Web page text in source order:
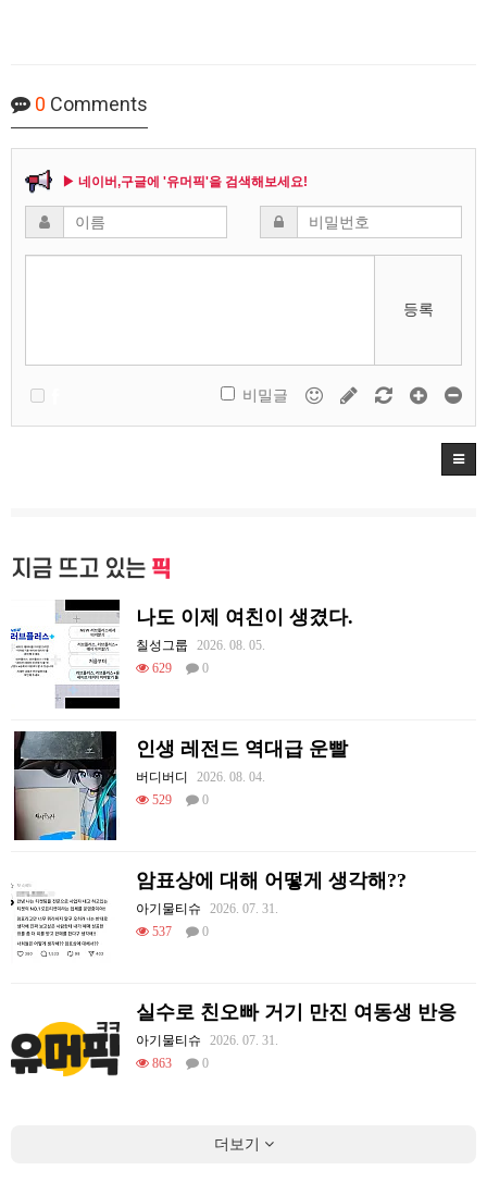
0 Comments
▶ 네이버,구글에 '유머픽'을 검색해보세요!
등록
비밀글
지금 뜨고 있는 픽
나도 이제 여친이 생겼다.
칠성그룹
2026. 08. 05.
629
0
인생 레전드 역대급 운빨
버디버디
2026. 08. 04.
529
0
암표상에 대해 어떻게 생각해??
아기물티슈
2026. 07. 31.
537
0
실수로 친오빠 거기 만진 여동생 반응
아기물티슈
2026. 07. 31.
863
0
더보기